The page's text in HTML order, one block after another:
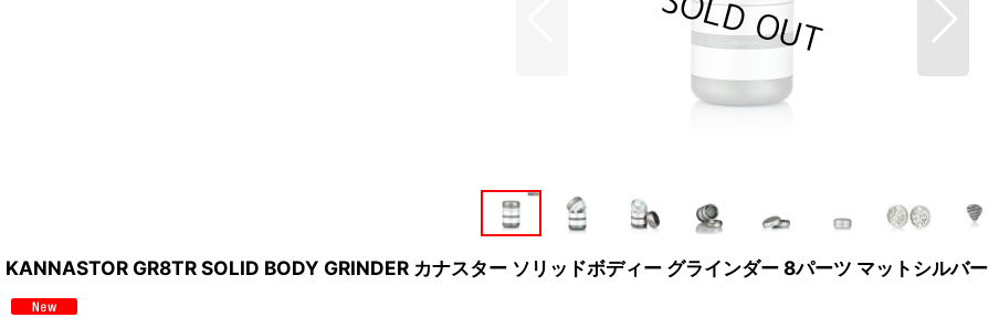
KANNASTOR GR8TR SOLID BODY GRINDER カナスター ソリッドボディー グラインダー 8パーツ マットシルバー